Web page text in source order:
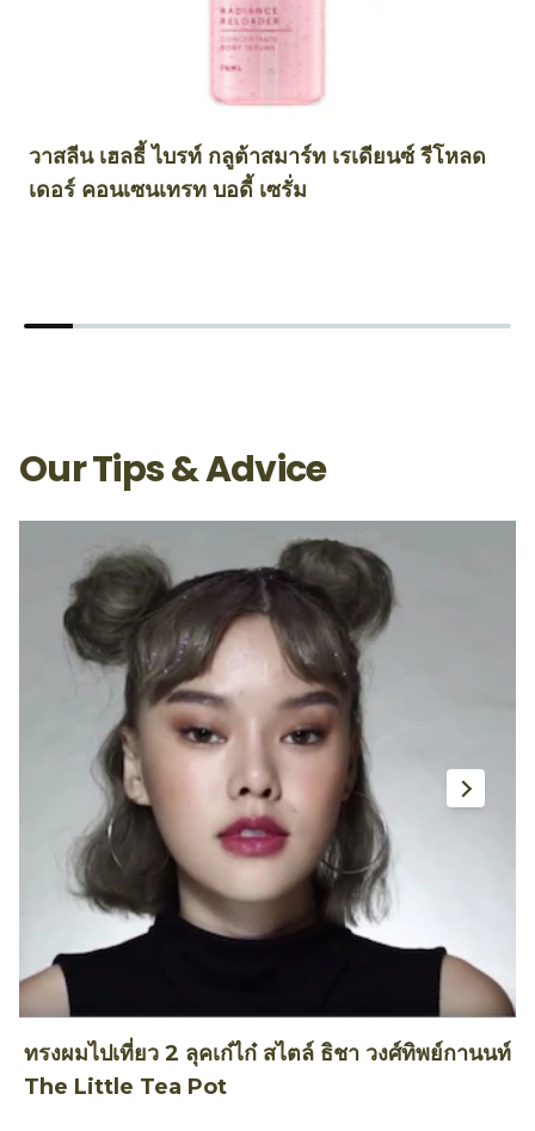
วาสลีน เฮลธี้ ไบรท์ กลูต้าสมาร์ท เรเดียนซ์ รีโหลด
เดอร์ คอนเซนเทรท บอดี้ เซรั่ม
Our Tips & Advice
ทรงผมไปเที่ยว 2 ลุคเก๋ไก๋ สไตล์ ธิชา วงศ์ทิพย์กานนท์
The Little Tea Pot